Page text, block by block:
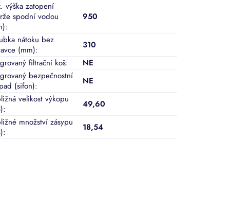
výška zatopení
spodní vodou
:
950
nátoku bez
(mm):
310
filtrační koš:
NE
bezpečnostní
(sifon):
NE
velikost výkopu
:
49,60
množství zásypu
: 18,54